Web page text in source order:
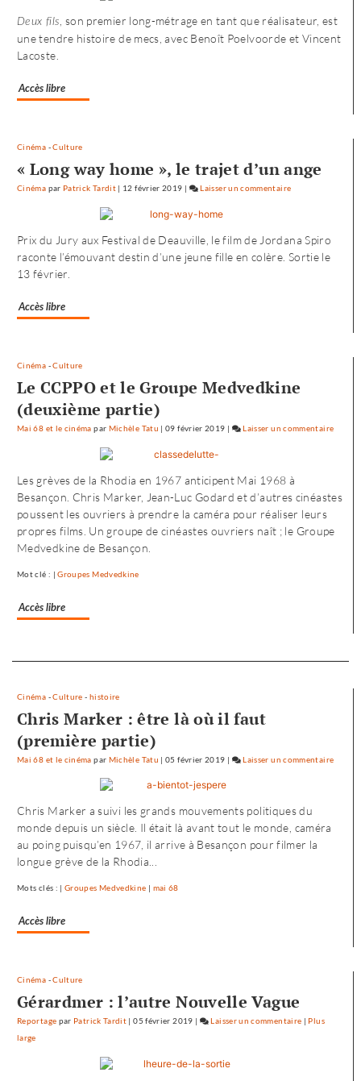
l’Ouest
de
Deux fils , son premier long-métrage en tant que réalisateur, est
une tendre histoire de mecs, avec Benoît Poelvoorde et Vincent
Lacoste.
Accès libre
Cinéma -Culture
« Long way home », le trajet d’un ange
Cinéma par Patrick Tardit | 12 février 2019 | Laisser un commentaire
l’Ouest
de
Prix du Jury aux Festival de Deauville, le film de Jordana Spiro
raconte l’émouvant destin d’une jeune fille en colère. Sortie le
13 février.
Accès libre
Cinéma -Culture
Le CCPPO et le Groupe Medvedkine
(deuxième partie)
Mai 68 et le cinéma par Michèle Tatu |09 février 2019 | Laisser un commentaire
de
Les grèves de la Rhodia en 1967 anticipent Mai 1968 à
Besançon. Chris Marker, Jean-Luc Godard et d’autres cinéastes
poussent les ouvriers à prendre la caméra pour réaliser leurs
propres films. Un groupe de cinéastes ouvriers naît ; le Groupe
Medvedkine de Besançon.
Mot clé : |Groupes Medvedkine
Accès libre
Cinéma -Culture - histoire
Chris Marker : être là où il faut
(première partie)
Mai 68 et le cinéma par Michèle Tatu |05 février 2019 | Laisser un commentaire
Chris Marker a suivi les grands mouvements politiques du
monde depuis un siècle. Il était là avant tout le monde, caméra
au poing puisqu’en 1967, il arrive à Besançon pour filmer la
longue grève de la Rhodia...
Mots clés : |Groupes Medvedkine | mai 68
Accès libre
Cinéma -Culture
Gérardmer : l’autre Nouvelle Vague
Reportage par Patrick Tardit |05 février 2019 | Laisser un commentaire on
| Plus
large